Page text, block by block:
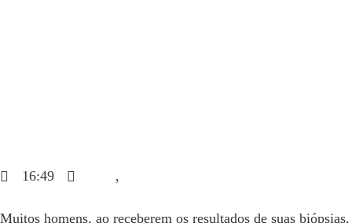
16:49 ,
Muitos homens, ao receberem os resultados de suas biópsias,